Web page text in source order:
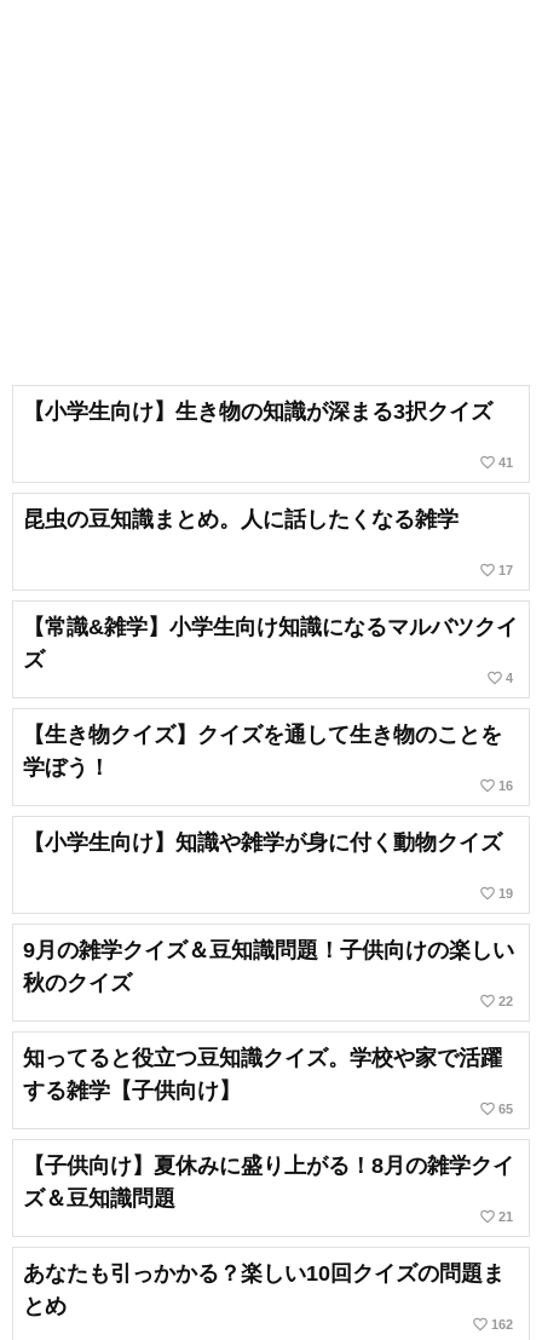
【小学生向け】生き物の知識が深まる3択クイズ
favorite_border 41
昆虫の豆知識まとめ。人に話したくなる雑学
favorite_border 17
【常識&雑学】小学生向け知識になるマルバツクイ
ズ
favorite_border 4
【生き物クイズ】クイズを通して生き物のことを
学ぼう！
favorite_border 16
【小学生向け】知識や雑学が身に付く動物クイズ
favorite_border 19
9月の雑学クイズ＆豆知識問題！子供向けの楽しい
秋のクイズ
favorite_border 22
知ってると役立つ豆知識クイズ。学校や家で活躍
する雑学【子供向け】
favorite_border 65
【子供向け】夏休みに盛り上がる！8月の雑学クイ
ズ＆豆知識問題
favorite_border 21
あなたも引っかかる？楽しい10回クイズの問題ま
とめ
favorite_border 162